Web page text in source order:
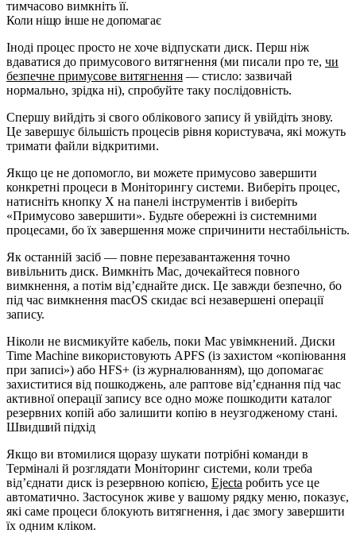
тимчасово вимкніть її.
Коли ніщо інше не допомагає
Іноді процес просто не хоче відпускати диск. Перш ніж
вдаватися до примусового витягнення (ми писали про те, чи
безпечне примусове витягнення — стисло: зазвичай
нормально, зрідка ні), спробуйте таку послідовність.
Спершу вийдіть зі свого облікового запису й увійдіть знову.
Це завершує більшість процесів рівня користувача, які можуть
тримати файли відкритими.
Якщо це не допомогло, ви можете примусово завершити
конкретні процеси в Моніторингу системи. Виберіть процес,
натисніть кнопку X на панелі інструментів і виберіть
«Примусово завершити». Будьте обережні із системними
процесами, бо їх завершення може спричинити нестабільність.
Як останній засіб — повне перезавантаження точно
вивільнить диск. Вимкніть Mac, дочекайтеся повного
вимкнення, а потім від’єднайте диск. Це завжди безпечно, бо
під час вимкнення macOS скидає всі незавершені операції
запису.
Ніколи не висмикуйте кабель, поки Mac увімкнений. Диски
Time Machine використовують APFS (із захистом «копіювання
при записі») або HFS+ (із журналюванням), що допомагає
захиститися від пошкоджень, але раптове від’єднання під час
активної операції запису все одно може пошкодити каталог
резервних копій або залишити копію в неузгодженому стані.
Швидший підхід
Якщо ви втомилися щоразу шукати потрібні команди в
Терміналі й розглядати Моніторинг системи, коли треба
від’єднати диск із резервною копією, Ejecta робить усе це
автоматично. Застосунок живе у вашому рядку меню, показує,
які саме процеси блокують витягнення, і дає змогу завершити
їх одним кліком.